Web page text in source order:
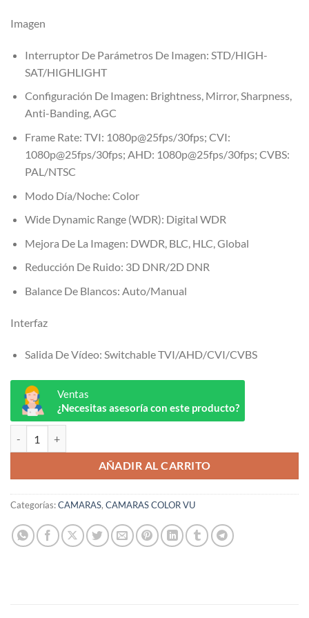
Imagen
Interruptor De Parámetros De Imagen: STD/HIGH-
SAT/HIGHLIGHT
Configuración De Imagen: Brightness, Mirror, Sharpness,
Anti-Banding, AGC
Frame Rate: TVI: 1080p@25fps/30fps; CVI:
1080p@25fps/30fps; AHD: 1080p@25fps/30fps; CVBS:
PAL/NTSC
Modo Día/Noche: Color
Wide Dynamic Range (WDR): Digital WDR
Mejora De La Imagen: DWDR, BLC, HLC, Global
Reducción De Ruido: 3D DNR/2D DNR
Balance De Blancos: Auto/Manual
Interfaz
Salida De Vídeo: Switchable TVI/AHD/CVI/CVBS
Ventas
¿Necesitas asesoría con este producto?
AÑADIR AL CARRITO
Categorías:CAMARAS, CAMARAS COLOR VU